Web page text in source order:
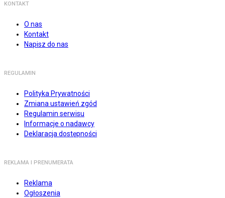
KONTAKT
O nas
Kontakt
Napisz do nas
REGULAMIN
Polityka Prywatności
Zmiana ustawień zgód
Regulamin serwisu
Informacje o nadawcy
Deklaracja dostępności
REKLAMA I PRENUMERATA
Reklama
Ogłoszenia